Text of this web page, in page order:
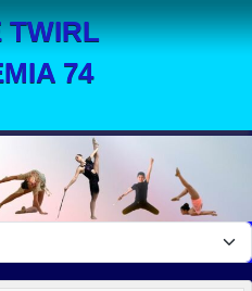
TWIRL
74